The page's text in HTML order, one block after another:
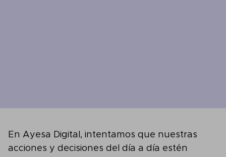
En Ayesa Digital, intentamos que nuestras
acciones y decisiones del día a día estén